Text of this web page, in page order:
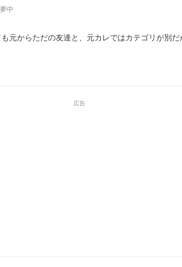
中
元からただの友達と、元カレではカテゴリが別
広告